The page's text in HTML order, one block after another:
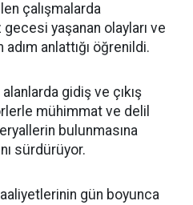
çalışmalarda
gecesi yaşanan olayları ve
anlattığı öğrenildi.
gidiş ve çıkış
mühimmat ve delil
bulunmasına
sürdürüyor.
gün boyunca